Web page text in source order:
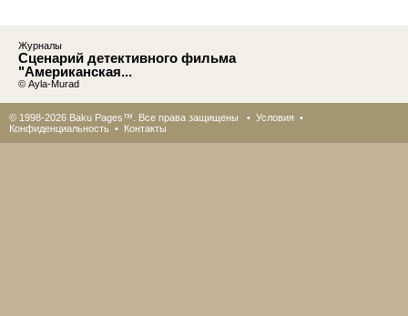
Журналы
Сценарий детективного фильма
"Американская...
© Ayla-Murad
© 1998-2026 Baku Pages™. Все права защищены • Условия •
Конфиденциальность • Контакты